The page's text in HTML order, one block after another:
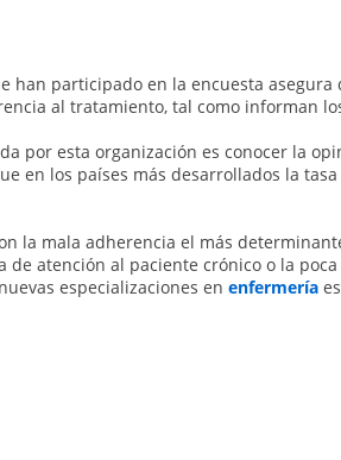
han participado en la encuesta
al tratamiento, tal como informan
por esta organización es conocer la
en los países más desarrollados la
la mala adherencia el más
de atención al paciente crónico o la
especializaciones en enfermería